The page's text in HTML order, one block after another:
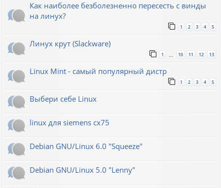
Как наиболее безболезненно пересесть с винды
на линух?
1 2 3 4 5
Линух крут (Slackware)
1 … 10 11 12 13
Linux Mint - самый популярный дистр
1 2 3 4 5
Выбери себе Linux
linux для siemens cx75
Debian GNU/Linux 6.0 "Squeeze"
Debian GNU/Linux 5.0 "Lenny"